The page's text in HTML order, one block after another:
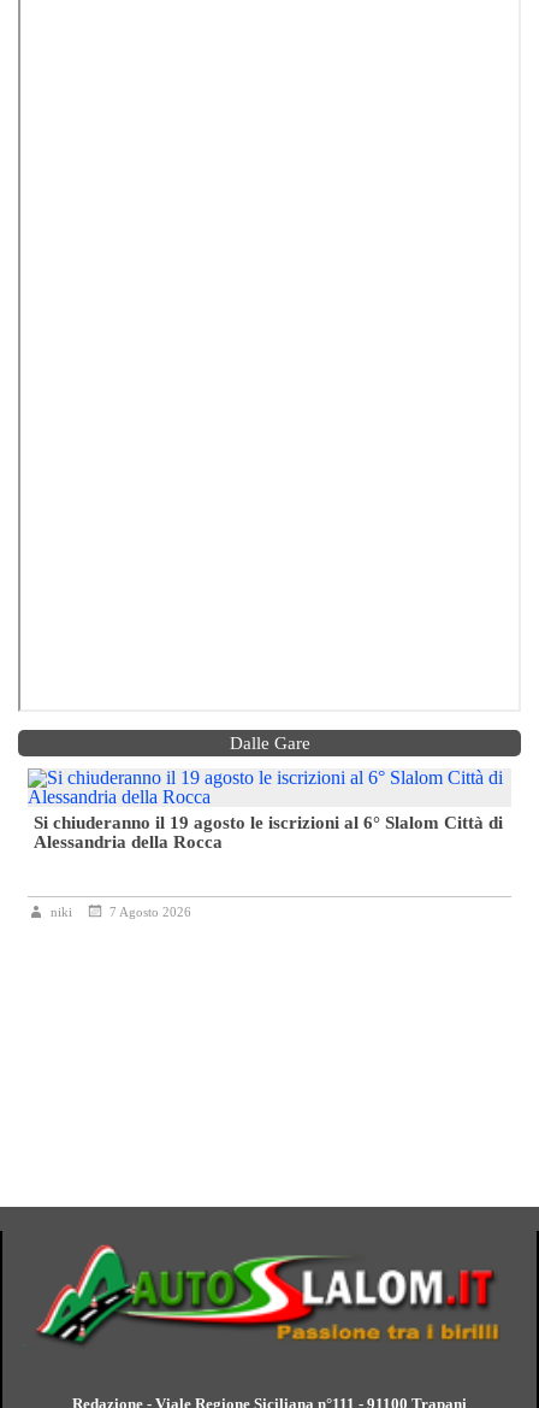
Dalle Gare
Si chiuderanno il 19 agosto le iscrizioni al 6° Slalom Città di
Alessandria della Rocca
niki 7 Agosto 2026
Redazione - Viale Regione Siciliana n°111 - 91100 Trapani